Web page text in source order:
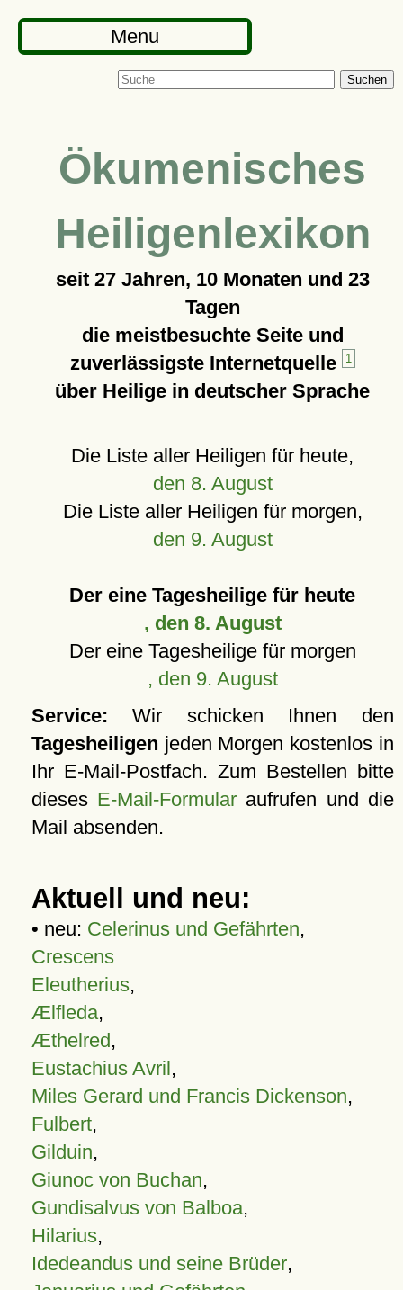
Menu
Suchen
Ökumenisches
Heiligenlexikon
seit 27 Jahren, 10 Monaten und 23
Tagen
die meistbesuchte Seite und
zuverlässigste Internetquelle
1
über Heilige in deutscher Sprache
Die Liste aller Heiligen für heute,
den 8. August
Die Liste aller Heiligen für morgen,
den 9. August
Der eine Tagesheilige für heute
, den 8. August
Der eine Tagesheilige für morgen
, den 9. August
Service: Wir schicken Ihnen den
Tagesheiligen jeden Morgen kostenlos in
Ihr E-Mail-Postfach. Zum Bestellen bitte
dieses E-Mail-Formular aufrufen und die
Mail absenden.
Aktuell und neu:
• neu: Celerinus und Gefährten,
Crescens
Eleutherius,
Ælfleda,
Æthelred,
Eustachius Avril,
Miles Gerard und Francis Dickenson,
Fulbert,
Gilduin,
Giunoc von Buchan,
Gundisalvus von Balboa,
Hilarius,
Idedeandus und seine Brüder,